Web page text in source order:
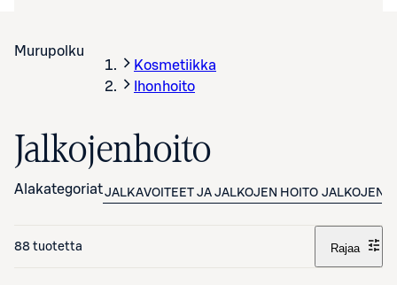
Murupolku
Kosmetiikka
Ihonhoito
Jalkojenhoito
AlakategoriatJALKAVOITEET JA JALKOJEN HOITO
88 tuotetta Rajaa